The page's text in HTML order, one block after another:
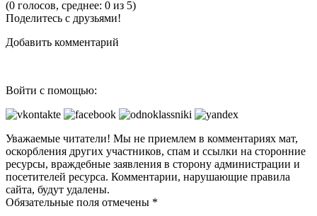
(0 голосов, среднее: 0 из 5)
Поделитесь с друзьями!
Добавить комментарий
Войти с помощью:
Уважаемые читатели! Мы не приемлем в комментариях мат,
оскорбления других участников, спам и ссылки на сторонние
ресурсы, враждебные заявления в сторону администрации и
посетителей ресурса. Комментарии, нарушающие правила
сайта, будут удалены.
Обязательные поля отмечены *